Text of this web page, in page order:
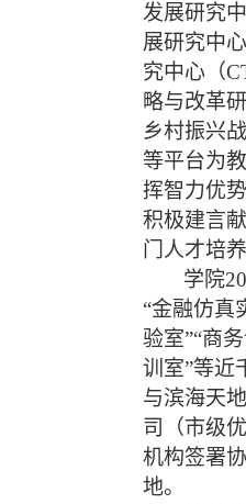
发展研究
展研究中
究中心（
略与改革
乡村振兴
等平台为
挥智力优
积极建言
门人才培养
学院
“金融仿真
验室”“商
训室”等近
与滨海天
司（市级
机构签署
地。